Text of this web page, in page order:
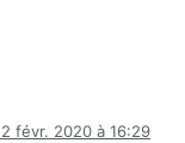
févr. 2020 à 16:29